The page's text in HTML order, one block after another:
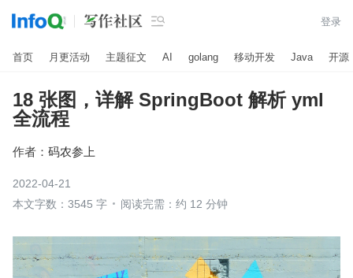
 登录
首页 月更活动 主题征文 AI golang 移动开发 Java 开源
18 张图，详解 SpringBoot 解析 yml
全流程
作者： 码农参上
2022-04-21
本文字数：3545 字
阅读完需：约 12 分钟